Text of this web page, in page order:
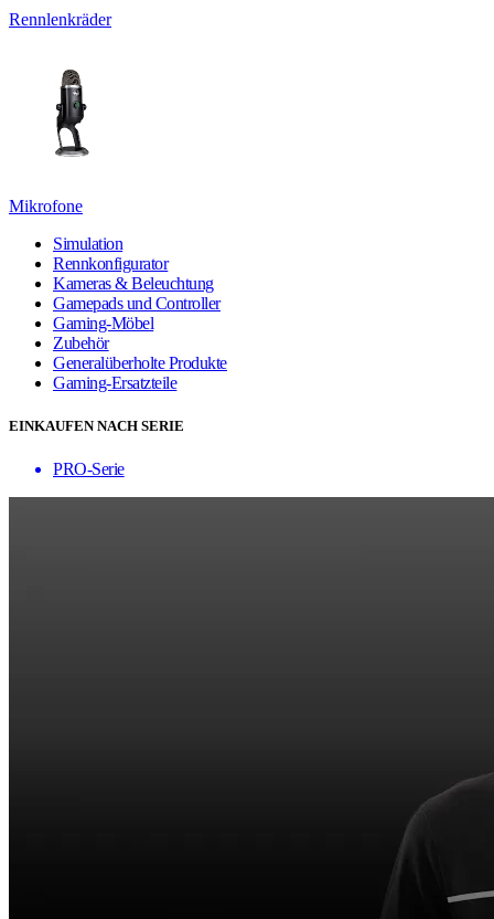
Rennlenkräder
Mikrofone
Simulation
Rennkonfigurator
Kameras & Beleuchtung
Gamepads und Controller
Gaming-Möbel
Zubehör
Generalüberholte Produkte
Gaming-Ersatzteile
EINKAUFEN NACH SERIE
PRO-Serie